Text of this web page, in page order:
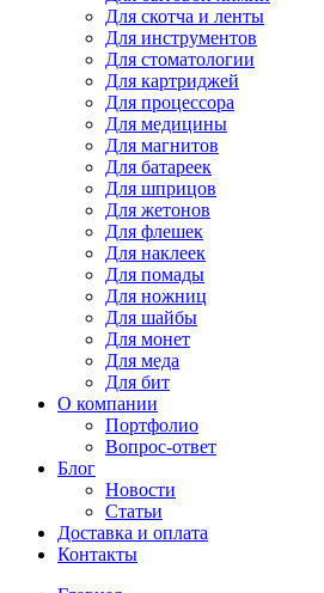
Для скотча и ленты
Для инструментов
Для стоматологии
Для картриджей
Для процессора
Для медицины
Для магнитов
Для батареек
Для шприцов
Для жетонов
Для флешек
Для наклеек
Для помады
Для ножниц
Для шайбы
Для монет
Для меда
Для бит
О компании
Портфолио
Вопрос-ответ
Блог
Новости
Статьи
Доставка и оплата
Контакты